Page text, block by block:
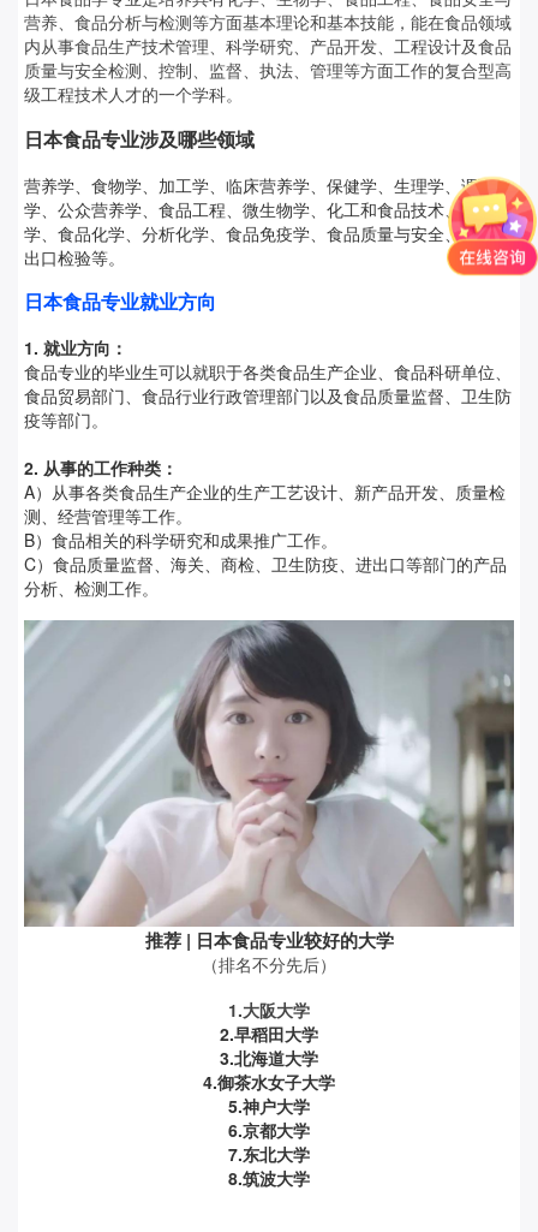
营养、食品分析与检测等方面基本理论和基本技能，能在食品领域
内从事食品生产技术管理、科学研究、产品开发、工程设计及食品
质量与安全检测、控制、监督、执法、管理等方面工作的复合型高
级工程技术人才的一个学科。
日本食品专业涉及哪些领域
营养学、食物学、加工学、临床营养学、保健学、生理学、调理
学、公众营养学、食品工程、微生物学、化工和食品技术、生物化
学、食品化学、分析化学、食品免疫学、食品质量与安全、食品进
出口检验等。
日本食品专业就业方向
1. 就业方向：
食品专业的毕业生可以就职于各类食品生产企业、食品科研单位、
食品贸易部门、食品行业行政管理部门以及食品质量监督、卫生防
疫等部门。
2. 从事的工作种类：
A）从事各类食品生产企业的生产工艺设计、新产品开发、质量检
测、经营管理等工作。
B）食品相关的科学研究和成果推广工作。
C）食品质量监督、海关、商检、卫生防疫、进出口等部门的产品
分析、检测工作。
推荐 | 日本食品专业较好的大学
（排名不分先后）
1.大阪大学
2.早稻田大学
3.北海道大学
4.御茶水女子大学
5.神户大学
6.京都大学
7.东北大学
8.筑波大学